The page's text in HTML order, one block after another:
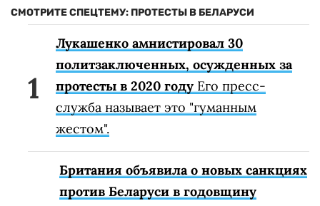
СМОТРИТЕ СПЕЦТЕМУ: ПРОТЕСТЫ В БЕЛАРУСИ
Лукашенко амнистировал 30
политзаключенных, осужденных за
протесты в 2020 году Его пресс-
служба называет это "гуманным
жестом".
Британия объявила о новых санкциях
против Беларуси в годовщину